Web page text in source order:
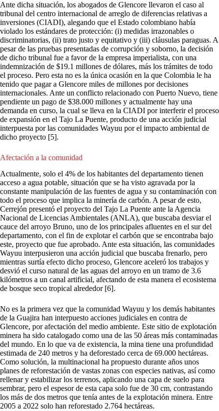
Ante dicha situación, los abogados de Glencore llevaron el caso al
tribunal del centro internacional de arreglo de diferencias relativas a
inversiones (CIADI), alegando que el Estado colombiano había
violado los estándares de protección: (i) medidas irrazonables o
discriminatorias, (ii) trato justo y equitativo y (iii) cláusulas paraguas. A
pesar de las pruebas presentadas de corrupción y soborno, la decisión
de dicho tribunal fue a favor de la empresa imperialista, con una
indemnización de $19.1 millones de dólares, más los trámites de todo
el proceso. Pero esta no es la única ocasión en la que Colombia le ha
tenido que pagar a Glencore miles de millones por decisiones
internacionales. Ante un conflicto relacionado con Puerto Nuevo, tiene
pendiente un pago de $38.000 millones y actualmente hay una
demanda en curso, la cual se lleva en la CIADI por interferir el proceso
de expansión en el Tajo La Puente, producto de una acción judicial
interpuesta por las comunidades Wayuu por el impacto ambiental de
dicho proyecto [5].
Afectación a la comunidad
Actualmente, solo el 4% de los habitantes del departamento tienen
acceso a agua potable, situación que se ha visto agravada por la
constante manipulación de las fuentes de agua y su contaminación con
todo el proceso que implica la minería de carbón. A pesar de esto,
Cerrejón presentó el proyecto del Tajo La Puente ante la Agencia
Nacional de Licencias Ambientales (ANLA), que buscaba desviar el
cauce del arroyo Bruno, uno de los principales afluentes en el sur del
departamento, con el fin de explotar el carbón que se encontraba bajo
este, proyecto que fue aprobado. Ante esta situación, las comunidades
Wayuu interpusieron una acción judicial que buscaba frenarlo, pero
mientras surtía efecto dicho proceso, Glencore aceleró los trabajos y
desvió el curso natural de las aguas del arroyo en un tramo de 3.6
kilómetros a un canal artificial, afectando de esta manera el ecosistema
de bosque seco tropical alrededor [6].
No es la primera vez que la comunidad Wayuu y los demás habitantes
de la Guajira han interpuesto acciones judiciales en contra de
Glencore, por afectación del medio ambiente. Este sitio de explotación
minera ha sido catalogado como una de las 50 áreas más contaminadas
del mundo. En lo que va de existencia, la mina tiene una profundidad
estimada de 240 metros y ha deforestado cerca de 69.000 hectáreas.
Como solución, la multinacional ha propuesto durante años unos
planes de reforestación de vastas zonas con especies nativas, así como
rellenar y estabilizar los terrenos, aplicando una capa de suelo para
sembrar, pero el espesor de esta capa solo fue de 30 cm, contrastando
los más de dos metros que tenía antes de la explotación minera. Entre
2005 a 2022 solo han reforestado 2.764 hectáreas.